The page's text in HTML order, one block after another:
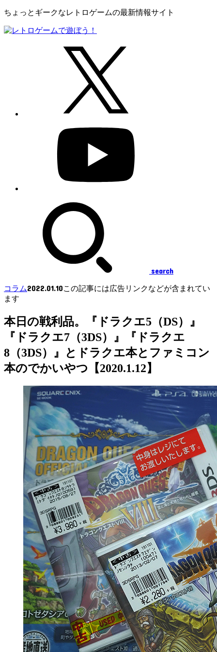
ちょっとギークなレトロゲームの最新情報サイト
search
コラム2022.01.10この記事には広告リンクなどが含まれてい
ます
本日の戦利品。『ドラクエ5（DS）』
『ドラクエ7（3DS）』『ドラクエ
8（3DS）』とドラクエ本とファミコン
本のでかいやつ【2020.1.12】